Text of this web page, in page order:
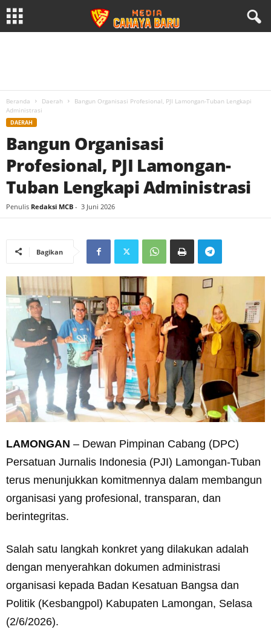
Beranda Daerah
Bangun Organisasi Profesional, PJI Lamongan-Tuban Lengkapi
Administrasi
DAERAH
Bangun Organisasi
Profesional, PJI Lamongan-
Tuban Lengkapi Administrasi
Penulis Redaksi MCB - 3 Juni 2026
Bagikan
LAMONGAN – Dewan Pimpinan Cabang (DPC)
Persatuan Jurnalis Indonesia (PJI) Lamongan-Tuban
terus menunjukkan komitmennya dalam membangun
organisasi yang profesional, transparan, dan
berintegritas.
Salah satu langkah konkret yang dilakukan adalah
dengan menyerahkan dokumen administrasi
organisasi kepada Badan Kesatuan Bangsa dan
Politik (Kesbangpol) Kabupaten Lamongan, Selasa
(2/6/2026).